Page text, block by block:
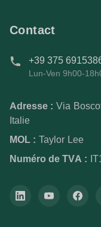
Contact
+39 375
Lun-Ven 9h00-
Adresse : Via
Italie
MOL : Taylor Lee
Numéro de TVA :